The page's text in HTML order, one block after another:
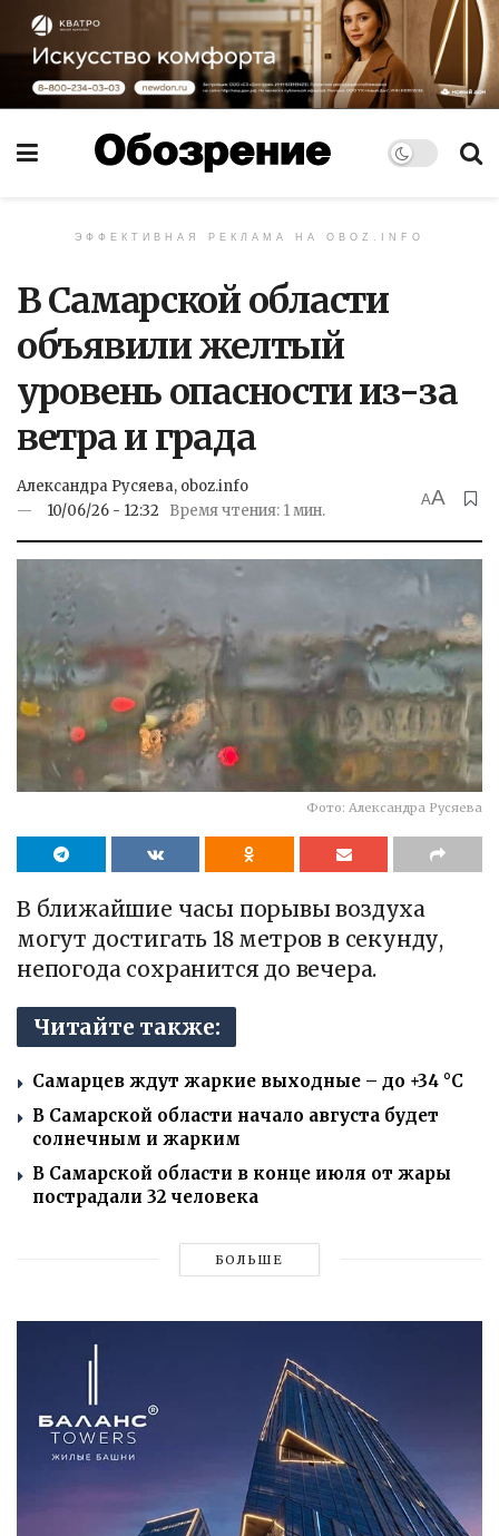
ЭФФЕКТИВНАЯ РЕКЛАМА НА OBOZ.INFO
В Самарской области
объявили желтый
уровень опасности из-за
ветра и града
Александра Русяева, oboz.info
10/06/26 - 12:32
Время чтения: 1 мин.
AA
Фото: Александра Русяева
В ближайшие часы порывы воздуха
могут достигать 18 метров в секунду,
непогода сохранится до вечера.
Читайте также:
Самарцев ждут жаркие выходные – до +34 °C
В Самарской области начало августа будет
солнечным и жарким
В Самарской области в конце июля от жары
пострадали 32 человека
БОЛЬШЕ